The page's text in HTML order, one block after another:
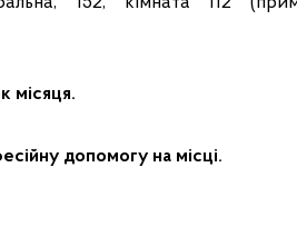
місяця.
допомогу на місці.